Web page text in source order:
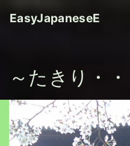
EasyJapaneseE
～たきり・・